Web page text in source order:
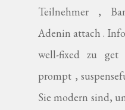
Teilnehmer ,
Adenin attach .
well-fixed zu
prompt ,
Sie modern sind,